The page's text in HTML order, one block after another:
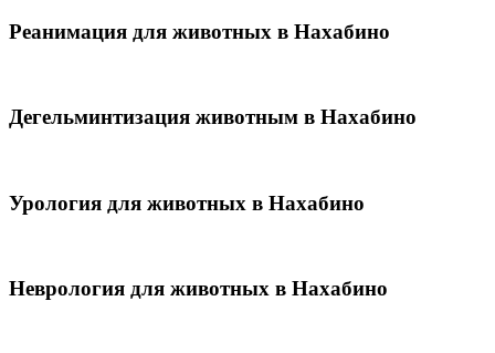
Реанимация для животных в Нахабино
Дегельминтизация животным в Нахабино
Урология для животных в Нахабино
Неврология для животных в Нахабино